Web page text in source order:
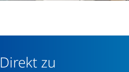
Direkt zu